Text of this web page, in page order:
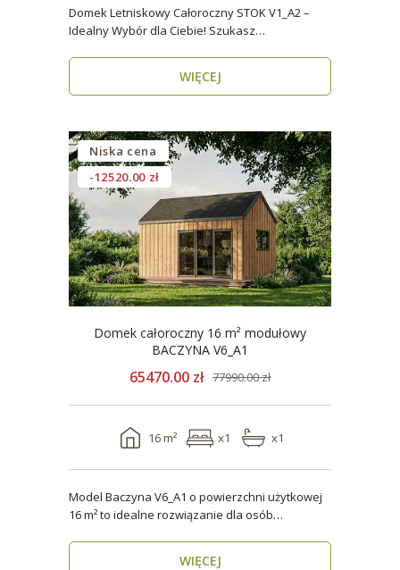
Domek Letniskowy Całoroczny STOK V1_A2 –
Idealny Wybór dla Ciebie! Szukasz
WIĘCEJ
Niska cena
-12520.00 zł
Domek całoroczny 16 m² modułowy
BACZYNA V6_A1
65470.00 zł 77990.00 zł
16 m² x1 x1
Model Baczyna V6_A1 o powierzchni użytkowej
16 m² to idealne rozwiązanie dla osób
WIĘCEJ